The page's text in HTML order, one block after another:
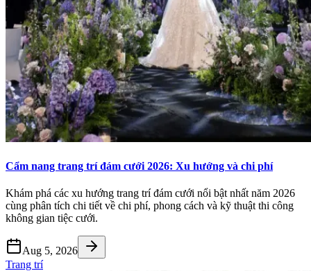
Cẩm nang trang trí đám cưới 2026: Xu hướng và chi phí
Khám phá các xu hướng trang trí đám cưới nổi bật nhất năm 2026
cùng phân tích chi tiết về chi phí, phong cách và kỹ thuật thi công
không gian tiệc cưới.
Aug 5, 2026
Trang trí